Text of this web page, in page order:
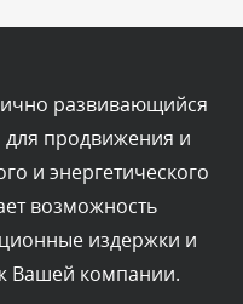
после проверки
Сегодня, в 04:34
развивающийся
для продвижения и
и энергетического
возможность
издержки и
Вашей компании.